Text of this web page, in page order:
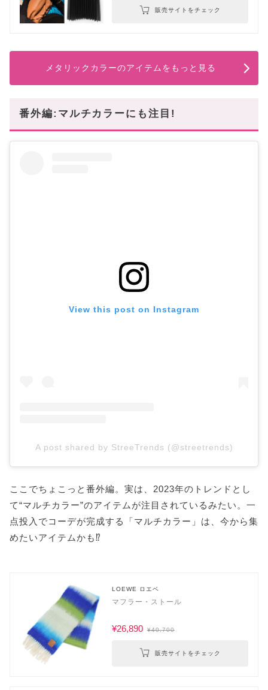
販売サイトをチェック
メタリックカラーのアイテムをもっと見る
番外編:マルチカラーにも注目!
View this post on Instagram
A post shared by StreeTrends (@streetrends)
ここでちょこっと番外編。実は、2023年のトレンドとし
て“マルチカラー”のアイテムが注目されているみたい。一
点投入でコーデが完成する「マルチカラー」は、今から集
めたいアイテムかも⁉
LOEWE ロエベ
マフラー・ストール
¥26,890 ¥40,700
販売サイトをチェック